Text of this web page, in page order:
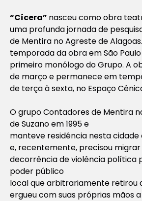
“Cícera” nasceu como obra
uma profunda jornada de
de Mentira no Agreste de
temporada da obra em São
primeiro monólogo do Grupo. A
de março e permanece em
de terça à sexta, no Espaço
O grupo Contadores de Mentira
de Suzano em 1995 e
manteve residência nesta cidade
e, recentemente, precisou
decorrência de violência política
poder público
local que arbitrariamente retirou
ergueu com suas próprias mãos a